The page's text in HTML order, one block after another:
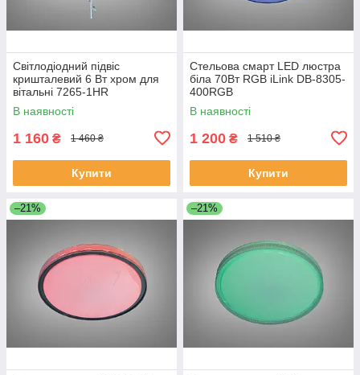
Світлодіодний підвіс
кришталевий 6 Вт хром для
вітальні 7265-1HR
В наявності
1 160 ₴ 1 460 ₴
Купити
Стельова смарт LED люстра
біла 70Вт RGB iLink DB-8305-
400RGB
В наявності
1 200 ₴ 1 510 ₴
Купити
–21% –21%